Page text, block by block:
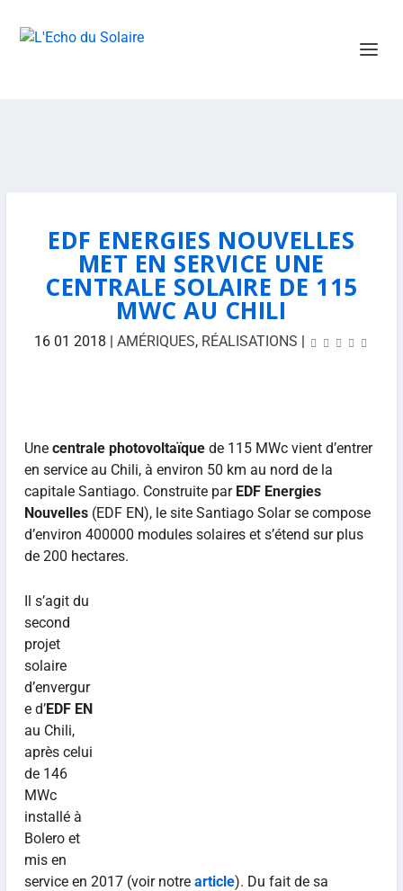
EDF ENERGIES NOUVELLES
MET EN SERVICE UNE
CENTRALE SOLAIRE DE 115
MWC AU CHILI
16 01 2018 |AMÉRIQUES, RÉALISATIONS |
Une centrale photovoltaïquede 115 MWc vient d’entrer
en service au Chili, à environ 50 km au nord de la
capitale Santiago. Construite par EDF Energies
Nouvelles(EDF EN), le site Santiago Solar se compose
d’environ 400000 modules solaires et s’étend sur plus
de 200 hectares.
Il s’agit du
second
projet
solaire
d’envergur
e d’EDF EN
au Chili,
après celui
de 146
MWc
installé à
Bolero et
mis en
service en 2017 (voir notre article). Du fait de sa